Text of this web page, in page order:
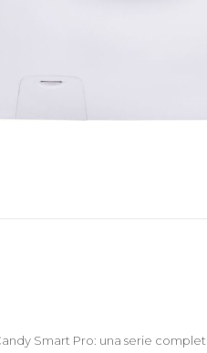
Smart Pro: una serie